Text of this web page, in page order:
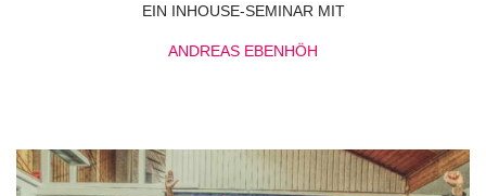
EIN INHOUSE-SEMINAR MIT
ANDREAS EBENHÖH